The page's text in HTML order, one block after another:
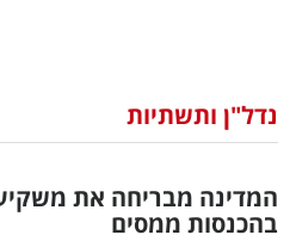
וצרכנות
דיגיטל
נדל"ן ותשתיות
המדינה מבריחה את
בהכנסות ממסים